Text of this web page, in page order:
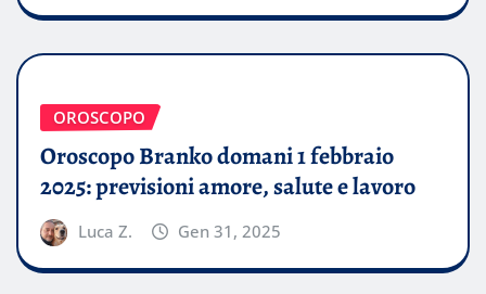
OROSCOPO
Oroscopo Branko domani 1 febbraio
2025: previsioni amore, salute e lavoro
Luca Z. Gen 31, 2025